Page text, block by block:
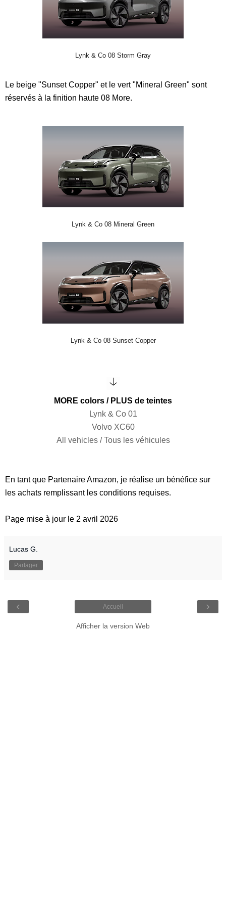
Lynk & Co 08 Storm Gray
Le beige "Sunset Copper" et le vert "Mineral Green" sont
réservés à la finition haute 08 More.
Lynk & Co 08 Mineral Green
Lynk & Co 08 Sunset Copper
MORE colors / PLUS de teintes
Lynk & Co 01
Volvo XC60
All vehicles / Tous les véhicules
En tant que Partenaire Amazon, je réalise un bénéfice sur
les achats remplissant les conditions requises.
Page mise à jour le 2 avril 2026
Lucas G.
Partager
‹ ›
Accueil
Afficher la version Web